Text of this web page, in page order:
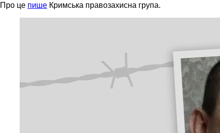
Про це пише Кримська правозахисна група.